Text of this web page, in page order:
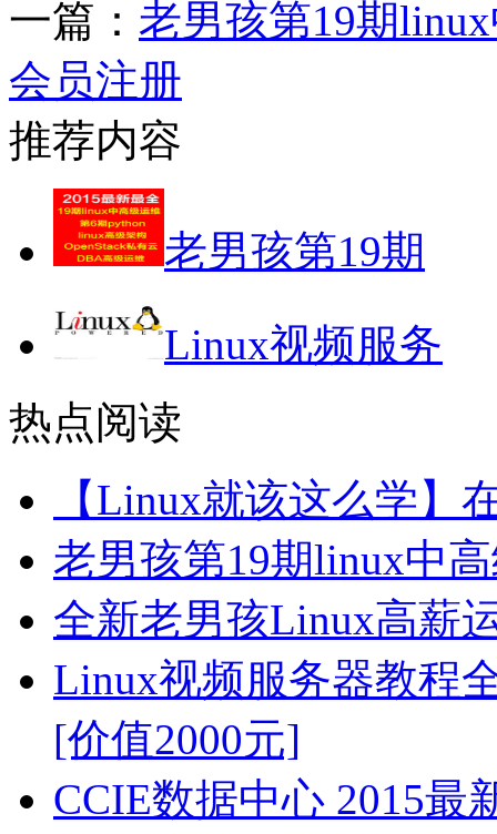
一篇： 老男孩第19期
会员注册
推荐内容
老男孩第19期
Linux视频服务
热点阅读
【Linux就该这么学】
老男孩第19期linux中
全新老男孩Linux高薪
Linux视频服务器教程
[价值2000元]
CCIE数据中心 2015最